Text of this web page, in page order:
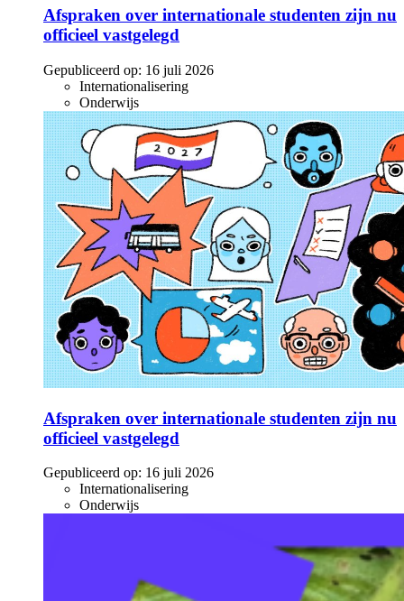
Afspraken over internationale studenten zijn nu
officieel vastgelegd
Gepubliceerd op: 16 juli 2026
Internationalisering
Onderwijs
Afspraken over internationale studenten zijn nu
officieel vastgelegd
Gepubliceerd op: 16 juli 2026
Internationalisering
Onderwijs